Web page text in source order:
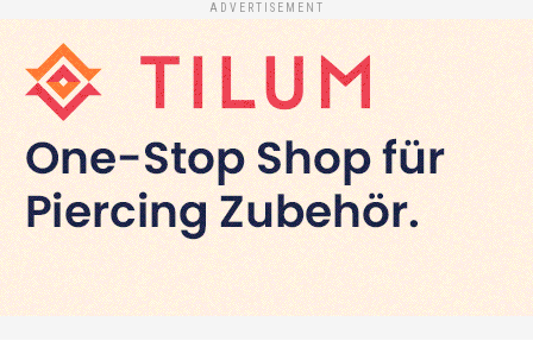
ADVERTISEMENT